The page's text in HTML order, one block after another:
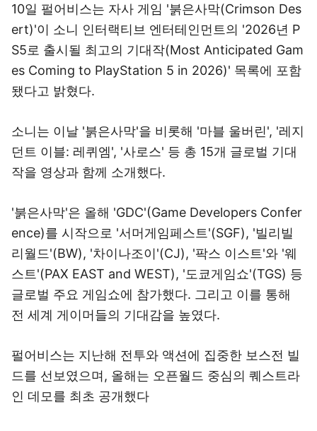
10일 펄어비스는 자사 게임 '붉은사막(Crimson Des
ert)'이 소니 인터랙티브 엔터테인먼트의 '2026년 P
S5로 출시될 최고의 기대작(Most Anticipated Gam
es Coming to PlayStation 5 in 2026)' 목록에 포함
됐다고 밝혔다.
소니는 이날 '붉은사막'을 비롯해 '마블 울버린', '레지
던트 이블: 레퀴엠', '사로스' 등 총 15개 글로벌 기대
작을 영상과 함께 소개했다.
'붉은사막'은 올해 'GDC'(Game Developers Confer
ence)를 시작으로 '서머게임페스트'(SGF), '빌리빌
리월드'(BW), '차이나조이'(CJ), '팍스 이스트'와 '웨
스트'(PAX EAST and WEST), '도쿄게임쇼'(TGS) 등
글로벌 주요 게임쇼에 참가했다. 그리고 이를 통해
전 세계 게이머들의 기대감을 높였다.
펄어비스는 지난해 전투와 액션에 집중한 보스전 빌
드를 선보였으며, 올해는 오픈월드 중심의 퀘스트라
인 데모를 최초 공개했다